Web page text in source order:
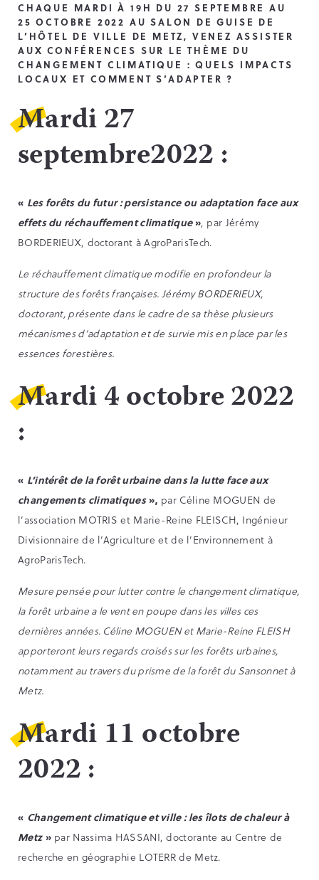
CHAQUE MARDI À 19H DU 27 SEPTEMBRE AU
25 OCTOBRE 2022 AU SALON DE GUISE DE
L’HÔTEL DE VILLE DE METZ, VENEZ ASSISTER
AUX CONFÉRENCES SUR LE THÈME DU
CHANGEMENT CLIMATIQUE : QUELS IMPACTS
LOCAUX ET COMMENT S’ADAPTER ?
Mardi 27
septembre2022 :
« Les forêts du futur : persistance ou adaptation face aux
effets du réchauffement climatique», par Jérémy
BORDERIEUX, doctorant à AgroParisTech.
Le réchauffement climatique modifie en profondeur la
structure des forêts françaises. Jérémy BORDERIEUX,
doctorant, présente dans le cadre de sa thèse plusieurs
mécanismes d’adaptation et de survie mis en place par les
essences forestières.
Mardi 4 octobre 2022
:
« L’intérêt de la forêt urbaine dans la lutte face aux
changements climatiques», par Céline MOGUEN de
l’association MOTRIS et Marie-Reine FLEISCH, Ingénieur
Divisionnaire de l’Agriculture et de l’Environnement à
AgroParisTech.
Mesure pensée pour lutter contre le changement climatique,
la forêt urbaine a le vent en poupe dans les villes ces
dernières années. Céline MOGUEN et Marie-Reine FLEISH
apporteront leurs regards croisés sur les forêts urbaines,
notamment au travers du prisme de la forêt du Sansonnet à
Metz.
Mardi 11 octobre
2022 :
« Changement climatique et ville : les îlots de chaleur à
Metz»par Nassima HASSANI, doctorante au Centre de
recherche en géographie LOTERR de Metz.